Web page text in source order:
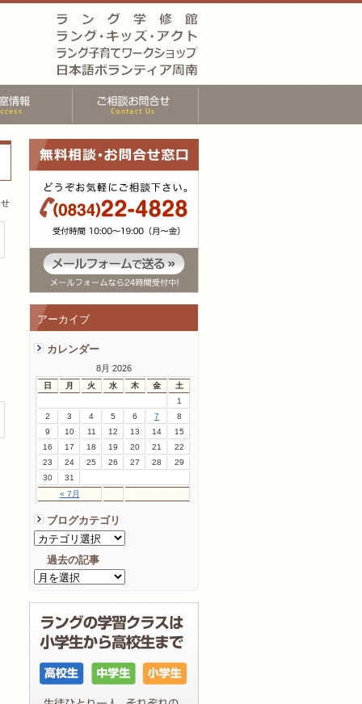
アーカイブ
カレンダー
8月 2026
日 月 火 水 木 金 土
« 7月
1
2
3 4 5 6 7
8
9
10 11 12 13 14
15
16
17 18 19 20 21
22
23
24 25 26 27 28
29
30
31
ブログカテゴリ
過去の記事